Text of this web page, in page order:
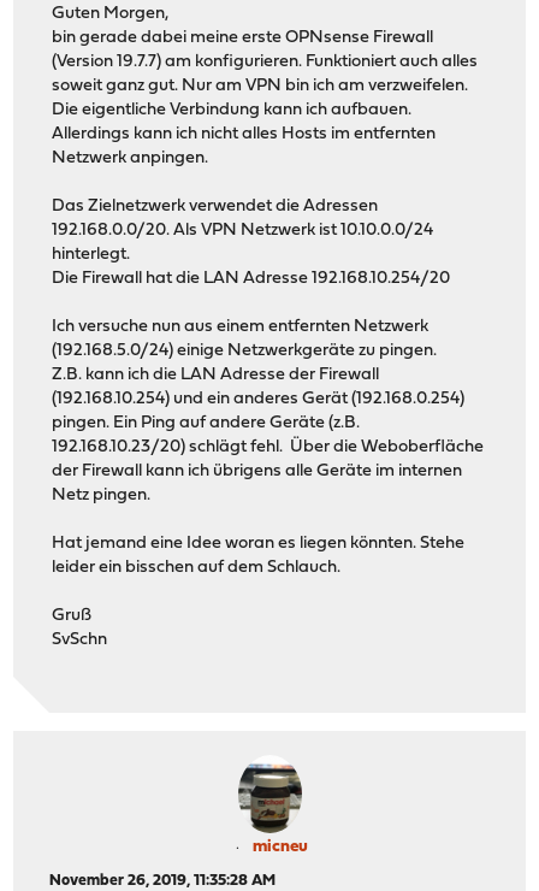
Guten Morgen,
bin gerade dabei meine erste OPNsense Firewall
(Version 19.7.7) am konfigurieren. Funktioniert auch alles
soweit ganz gut. Nur am VPN bin ich am verzweifelen.
Die eigentliche Verbindung kann ich aufbauen.
Allerdings kann ich nicht alles Hosts im entfernten
Netzwerk anpingen.
Das Zielnetzwerk verwendet die Adressen
192.168.0.0/20. Als VPN Netzwerk ist 10.10.0.0/24
hinterlegt.
Die Firewall hat die LAN Adresse 192.168.10.254/20
Ich versuche nun aus einem entfernten Netzwerk
(192.168.5.0/24) einige Netzwerkgeräte zu pingen.
Z.B. kann ich die LAN Adresse der Firewall
(192.168.10.254) und ein anderes Gerät (192.168.0.254)
pingen. Ein Ping auf andere Geräte (z.B.
192.168.10.23/20) schlägt fehl. Über die Weboberfläche
der Firewall kann ich übrigens alle Geräte im internen
Netz pingen.
Hat jemand eine Idee woran es liegen könnten. Stehe
leider ein bisschen auf dem Schlauch.
Gruß
SvSchn
micneu
November 26, 2019, 11:35:28 AM